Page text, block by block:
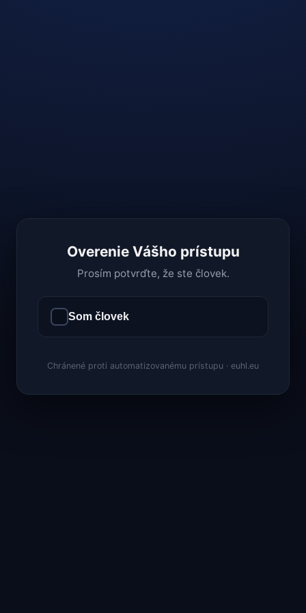
Overenie Vášho prístupu
Prosím potvrďte, že ste človek.
Som človek
Chránené proti automatizovanému prístupu · euhl.eu